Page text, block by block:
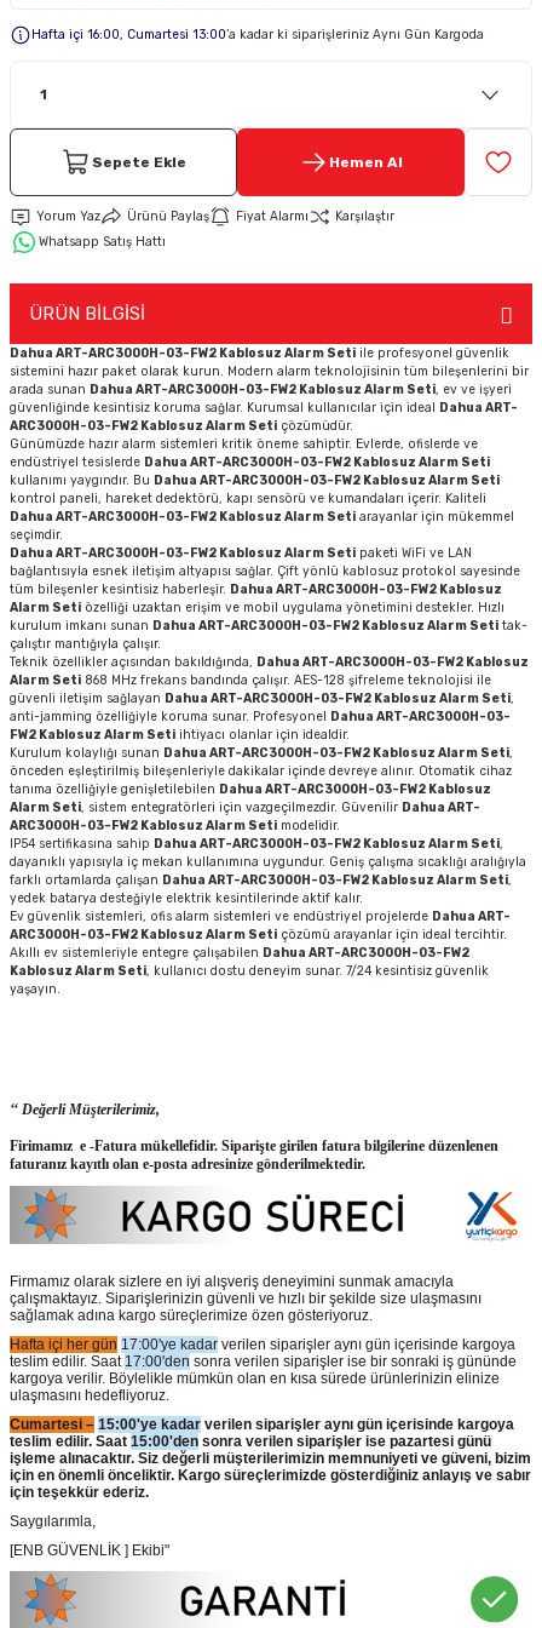
Hafta içi 16:00, Cumartesi 13:00’a kadar ki siparişleriniz Aynı Gün Kargoda
Sepete Ekle Hemen Al
Yorum Yaz Ürünü Paylaş Fiyat Alarmı
Karşılaştır
Whatsapp Satış Hattı
ÜRÜN BİLGİSİ
Dahua ART-ARC3000H-03-FW2 Kablosuz Alarm Seti ile profesyonel güvenlik
sistemini hazır paket olarak kurun. Modern alarm teknolojisinin tüm bileşenlerini bir
arada sunan Dahua ART-ARC3000H-03-FW2 Kablosuz Alarm Seti, ev ve işyeri
güvenliğinde kesintisiz koruma sağlar. Kurumsal kullanıcılar için ideal Dahua ART-
ARC3000H-03-FW2 Kablosuz Alarm Seti çözümüdür.
Günümüzde hazır alarm sistemleri kritik öneme sahiptir. Evlerde, ofislerde ve
endüstriyel tesislerde Dahua ART-ARC3000H-03-FW2 Kablosuz Alarm Seti
kullanımı yaygındır. Bu Dahua ART-ARC3000H-03-FW2 Kablosuz Alarm Seti
kontrol paneli, hareket dedektörü, kapı sensörü ve kumandaları içerir. Kaliteli
Dahua ART-ARC3000H-03-FW2 Kablosuz Alarm Seti arayanlar için mükemmel
seçimdir.
Dahua ART-ARC3000H-03-FW2 Kablosuz Alarm Seti paketi WiFi ve LAN
bağlantısıyla esnek iletişim altyapısı sağlar. Çift yönlü kablosuz protokol sayesinde
tüm bileşenler kesintisiz haberleşir. Dahua ART-ARC3000H-03-FW2 Kablosuz
Alarm Seti özelliği uzaktan erişim ve mobil uygulama yönetimini destekler. Hızlı
kurulum imkanı sunan Dahua ART-ARC3000H-03-FW2 Kablosuz Alarm Seti tak-
çalıştır mantığıyla çalışır.
Teknik özellikler açısından bakıldığında, Dahua ART-ARC3000H-03-FW2 Kablosuz
Alarm Seti 868 MHz frekans bandında çalışır. AES-128 şifreleme teknolojisi ile
güvenli iletişim sağlayan Dahua ART-ARC3000H-03-FW2 Kablosuz Alarm Seti,
anti-jamming özelliğiyle koruma sunar. Profesyonel Dahua ART-ARC3000H-03-
FW2 Kablosuz Alarm Seti ihtiyacı olanlar için idealdir.
Kurulum kolaylığı sunan Dahua ART-ARC3000H-03-FW2 Kablosuz Alarm Seti,
önceden eşleştirilmiş bileşenleriyle dakikalar içinde devreye alınır. Otomatik cihaz
tanıma özelliğiyle genişletilebilen Dahua ART-ARC3000H-03-FW2 Kablosuz
Alarm Seti, sistem entegratörleri için vazgeçilmezdir. Güvenilir Dahua ART-
ARC3000H-03-FW2 Kablosuz Alarm Seti modelidir.
IP54 sertifikasına sahip Dahua ART-ARC3000H-03-FW2 Kablosuz Alarm Seti,
dayanıklı yapısıyla iç mekan kullanımına uygundur. Geniş çalışma sıcaklığı aralığıyla
farklı ortamlarda çalışan Dahua ART-ARC3000H-03-FW2 Kablosuz Alarm Seti,
yedek batarya desteğiyle elektrik kesintilerinde aktif kalır.
Ev güvenlik sistemleri, ofis alarm sistemleri ve endüstriyel projelerde Dahua ART-
ARC3000H-03-FW2 Kablosuz Alarm Seti çözümü arayanlar için ideal tercihtir.
Akıllı ev sistemleriyle entegre çalışabilen Dahua ART-ARC3000H-03-FW2
Kablosuz Alarm Seti, kullanıcı dostu deneyim sunar. 7/24 kesintisiz güvenlik
yaşayın.
‘‘ Değerli Müşterilerimiz,
Firimamız e -Fatura mükellefidir. Siparişte girilen fatura bilgilerine düzenlenen
faturanız kayıtlı olan e-posta adresinize gönderilmektedir.
Firmamız olarak sizlere en iyi alışveriş deneyimini sunmak amacıyla
çalışmaktayız. Siparişlerinizin güvenli ve hızlı bir şekilde size ulaşmasını
sağlamak adına kargo süreçlerimize özen gösteriyoruz.
Hafta içi her gün 17:00'ye kadar verilen siparişler aynı gün içerisinde kargoya
teslim edilir. Saat 17:00'den sonra verilen siparişler ise bir sonraki iş gününde
kargoya verilir. Böylelikle mümkün olan en kısa sürede ürünlerinizin elinize
ulaşmasını hedefliyoruz.
Cumartesi – 15:00'ye kadar verilen siparişler aynı gün içerisinde kargoya
teslim edilir. Saat 15:00'den sonra verilen siparişler ise pazartesi günü
işleme alınacaktır. Siz değerli müşterilerimizin memnuniyeti ve güveni, bizim
için en önemli önceliktir. Kargo süreçlerimizde gösterdiğiniz anlayış ve sabır
için teşekkür ederiz.
Saygılarımla,
[ENB GÜVENLİK ] Ekibi"